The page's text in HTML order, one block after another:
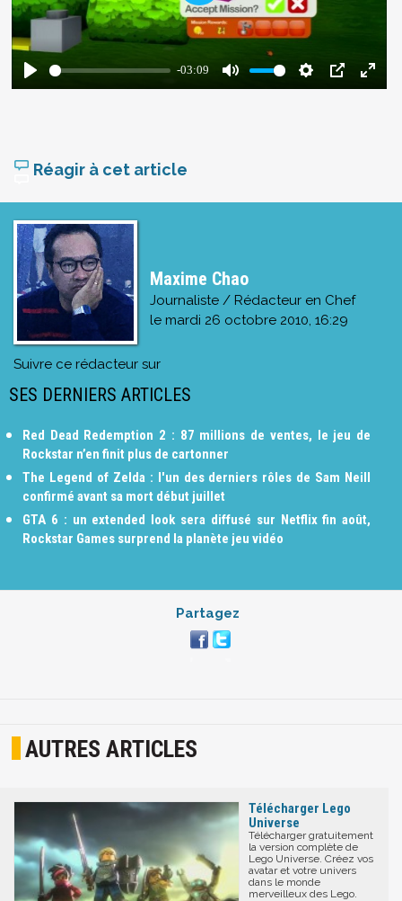
Réagir à cet article
Maxime Chao
Journaliste / Rédacteur en Chef
le mardi 26 octobre 2010, 16:29
Suivre ce rédacteur sur
SES DERNIERS ARTICLES
Red Dead Redemption 2 : 87 millions de ventes, le jeu de
Rockstar n’en finit plus de cartonner
The Legend of Zelda : l'un des derniers rôles de Sam Neill
confirmé avant sa mort début juillet
GTA 6 : un extended look sera diffusé sur Netflix fin août,
Rockstar Games surprend la planète jeu vidéo
Partagez
AUTRES ARTICLES
Télécharger Lego
Universe
Télécharger gratuitement
la version complète de
Lego Universe. Créez vos
avatar et votre univers
dans le monde
merveilleux des Lego.